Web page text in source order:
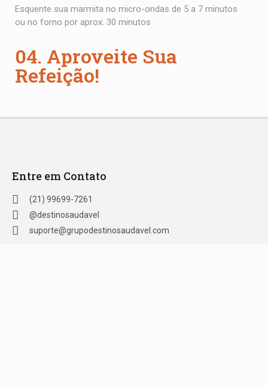
Esquente sua marmita no micro-ondas de 5 a 7 minutos
ou no forno por aprox. 30 minutos
04. Aproveite Sua
Refeição!
Entre em Contato
(21) 99699-7261
@destinosaudavel
suporte@grupodestinosaudavel.com